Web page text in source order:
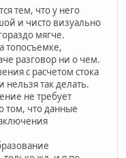
тем, что у него
и чисто визуально
мягче.
топосъемке,
разговор ни о чем.
с расчетом стока
так делать.
не требует
том, что данные